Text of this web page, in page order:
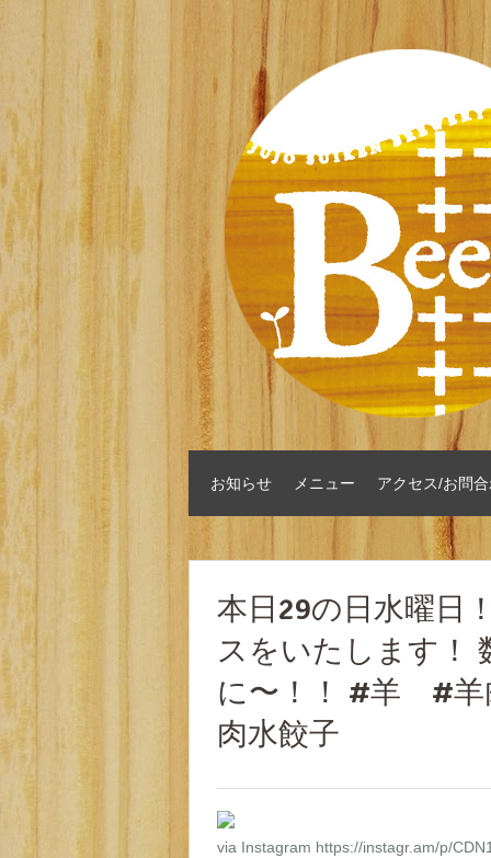
お知らせ メニュー アクセス/お問
本日29の日水曜日
スをいたします！
に〜！！ #羊 #
肉水餃子
via Instagram https://instagr.am/p/